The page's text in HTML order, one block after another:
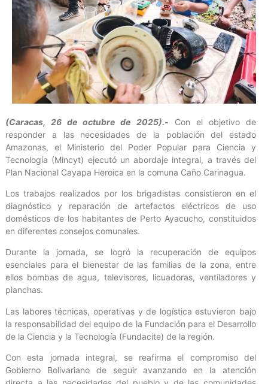
(Caracas, 26 de octubre de 2025).- Con el objetivo de
responder a las necesidades de la población del estado
Amazonas, el Ministerio del Poder Popular para Ciencia y
Tecnología (Mincyt) ejecutó un abordaje integral, a través del
Plan Nacional Cayapa Heroica en la comuna Caño Carinagua.
Los trabajos realizados por los brigadistas consistieron en el
diagnóstico y reparación de artefactos eléctricos de uso
domésticos de los habitantes de Perto Ayacucho, constituidos
en diferentes consejos comunales.
Durante la jornada, se logró la recuperación de equipos
esenciales para el bienestar de las familias de la zona, entre
ellos bombas de agua, televisores, licuadoras, ventiladores y
planchas.
Las labores técnicas, operativas y de logística estuvieron bajo
la responsabilidad del equipo de la Fundación para el Desarrollo
de la Ciencia y la Tecnología (Fundacite) de la región.
Con esta jornada integral, se reafirma el compromiso del
Gobierno Bolivariano de seguir avanzando en la atención